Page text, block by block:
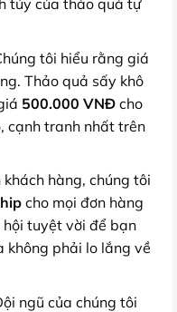
túy của thảo quả tự
tôi hiểu rằng giá
Thảo quả sấy khô
500.000 VNĐcho
cạnh tranh nhất trên
hàng, chúng tôi
cho mọi đơn hàng
tuyệt vời để bạn
không phải lo lắng về
ngũ của chúng tôi